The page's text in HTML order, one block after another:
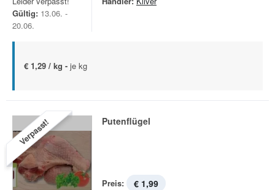
Gültig: 13.06. -
20.06.
€ 1,29 / kg - je kg
Verpasst! Putenflügel
Preis: € 1,99